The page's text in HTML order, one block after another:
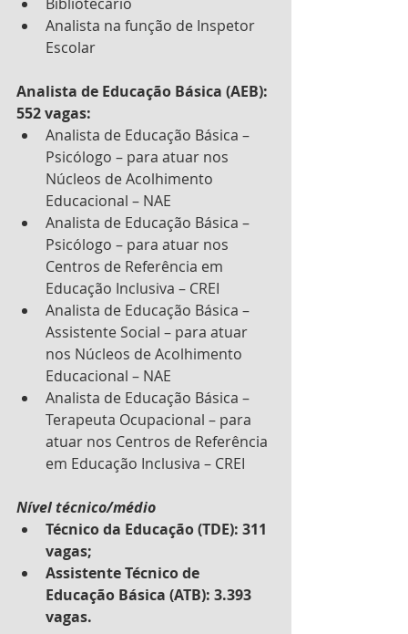
Analista na função de Inspetor
Escolar
Analista de Educação Básica (AEB):
552 vagas:
Analista de Educação Básica –
Psicólogo – para atuar nos
Núcleos de Acolhimento
Educacional – NAE
Analista de Educação Básica –
Psicólogo – para atuar nos
Centros de Referência em
Educação Inclusiva – CREI
Analista de Educação Básica –
Assistente Social – para atuar
nos Núcleos de Acolhimento
Educacional – NAE
Analista de Educação Básica –
Terapeuta Ocupacional – para
atuar nos Centros de Referência
em Educação Inclusiva – CREI
Nível técnico/médio
Técnico da Educação (TDE): 311
vagas;
Assistente Técnico de
Educação Básica (ATB): 3.393
vagas.